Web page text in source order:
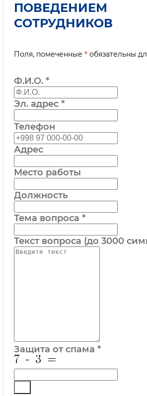
ПОВЕДЕНИЕМ
СОТРУДНИКОВ
Поля, помеченные * обязательны
Ф.И.О. *
Эл. адрес *
Телефон
Адрес
Место работы
Должность
Тема вопроса *
Текст вопроса (до 3000
Защита от спама *